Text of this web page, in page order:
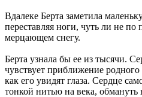
Вдалеке Берта заметила
переставляя ноги, чуть ли не по
мерцающем снегу.
Берта узнала бы ее из тысячи.
чувствует приближение родного
как его увидят глаза. Сердце
тонкой нитью на века, обмануть